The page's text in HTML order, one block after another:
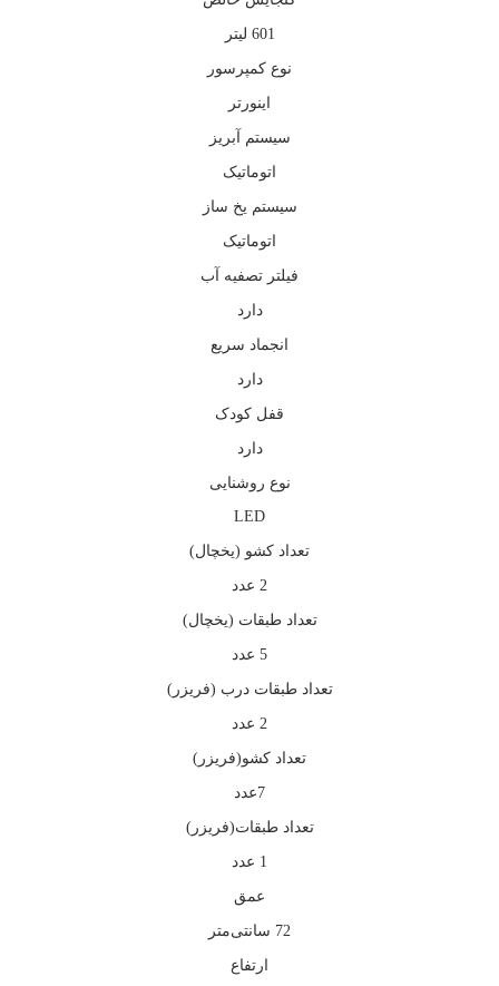
601 لیتر
نوع کمپرسور
اینورتر
سیستم آبریز
اتوماتیک
سیستم یخ ساز
اتوماتیک
فیلتر تصفیه آب
دارد
انجماد سریع
دارد
قفل کودک
دارد
نوع روشنایی
LED
تعداد کشو (یخچال)
2 عدد
تعداد طبقات (یخچال)
5 عدد
تعداد طبقات درب (فریزر)
2 عدد
تعداد کشو(فریزر)
7عدد
تعداد طبقات(فریزر)
1 عدد
عمق
72 سانتی‌متر
ارتفاع